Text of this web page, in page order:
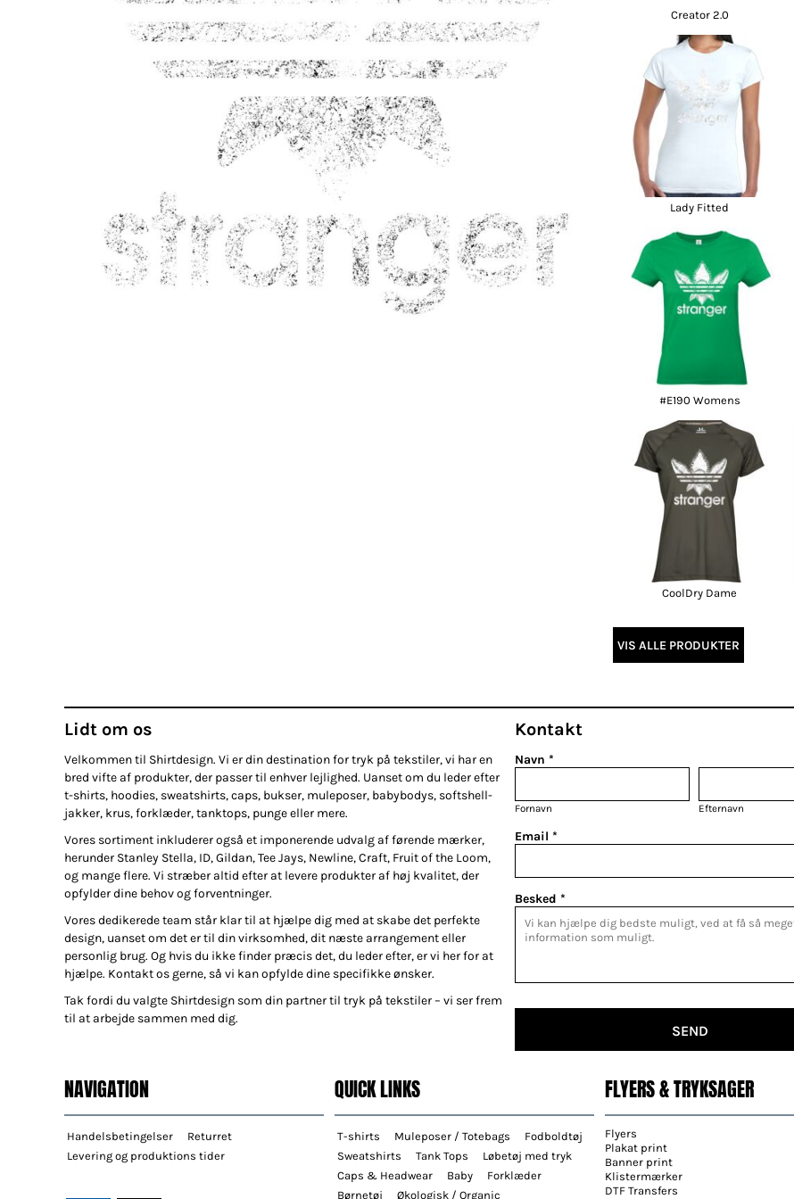
Creator 2.0
Lady Fitted
#E190 Womens
CoolDry Dame
VIS ALLE PRODUKTER
Lidt om os
Velkommen til Shirtdesign. Vi er din destination for tryk på tekstiler, vi har en
bred vifte af produkter, der passer til enhver lejlighed. Uanset om du leder efter
t-shirts, hoodies, sweatshirts, caps, bukser, muleposer, babybodys, softshell-
jakker, krus, forklæder, tanktops, punge eller mere.
Vores sortiment inkluderer også et imponerende udvalg af førende mærker,
herunder Stanley Stella, ID, Gildan, Tee Jays, Newline, Craft, Fruit of the Loom,
og mange flere. Vi stræber altid efter at levere produkter af høj kvalitet, der
opfylder dine behov og forventninger.
Vores dedikerede team står klar til at hjælpe dig med at skabe det perfekte
design, uanset om det er til din virksomhed, dit næste arrangement eller
personlig brug. Og hvis du ikke finder præcis det, du leder efter, er vi her for at
hjælpe. Kontakt os gerne, så vi kan opfylde dine specifikke ønsker.
Tak fordi du valgte Shirtdesign som din partner til tryk på tekstiler – vi ser frem
til at arbejde sammen med dig.
Kontakt
Navn *
Fornavn Efternavn
Email *
Besked *
SEND
NAVIGATION
Handelsbetingelser
Returret
Levering og produktions tider
QUICK LINKS
T-shirts Muleposer / Totebags
Fodboldtøj
Sweatshirts
Tank Tops
Løbetøj med tryk
Caps & Headwear
Baby
Forklæder
Børnetøj
Økologisk / Organic
FLYERS & TRYKSAGER
Flyers
Plakat print
Banner print
Klistermærker
DTF Transfers
Poser / Tasker Tank top Polo
Selv-indleveret
tekstiler
Diverse Økologisk / Organic
Reklameartikler og
giveaways
Fashion Tees /
Sweats
Transfer)